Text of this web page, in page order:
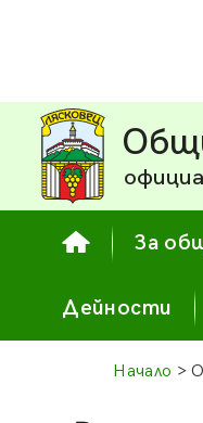
За
Дейности
Начало >